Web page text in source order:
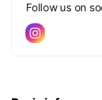
Follow us on